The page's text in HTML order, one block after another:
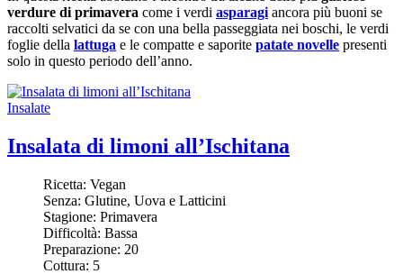
verdure di primavera come i verdi asparagi ancora più buoni se
raccolti selvatici da se con una bella passeggiata nei boschi, le verdi
foglie della lattuga e le compatte e saporite patate novelle presenti
solo in questo periodo dell’anno.
Insalate
Insalata di limoni all’Ischitana
Ricetta: Vegan
Senza: Glutine, Uova e Latticini
Stagione: Primavera
Difficoltà: Bassa
Preparazione: 20
Cottura: 5